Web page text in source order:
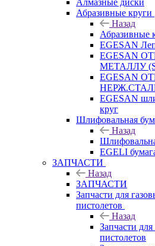
Алмазные диски
Абразивные круги
Назад
Абразивные
EGESAN
EGESAN
МЕТАЛЛУ
EGESAN
EGESAN
круг
Шлифовальная
Назад
EGELI
ЗАПЧАСТИ
Назад
ЗАПЧАСТИ
Запчасти для
пистолетов
Назад
Запчасти
пистолетов